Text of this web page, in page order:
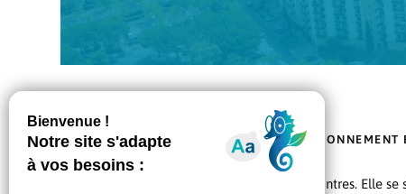
ACCUEIL/MON QUOTIDIEN/STATIONNEMENT
La zone bleue est une zone dite de rencontres. Elle